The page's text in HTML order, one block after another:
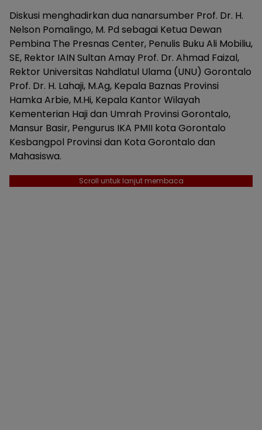
Diskusi menghadirkan dua nanarsumber Prof. Dr. H.
Nelson Pomalingo, M. Pd sebagai Ketua Dewan
Pembina The Presnas Center, Penulis Buku Ali Mobiliu,
SE, Rektor IAIN Sultan Amay Prof. Dr. Ahmad Faizal,
Rektor Universitas Nahdlatul Ulama (UNU) Gorontalo
Prof. Dr. H. Lahaji, M.Ag, Kepala Baznas Provinsi
Hamka Arbie, M.Hi, Kepala Kantor Wilayah
Kementerian Haji dan Umrah Provinsi Gorontalo,
Mansur Basir, Pengurus IKA PMII kota Gorontalo
Kesbangpol Provinsi dan Kota Gorontalo dan
Mahasiswa.
Scroll untuk lanjut membaca